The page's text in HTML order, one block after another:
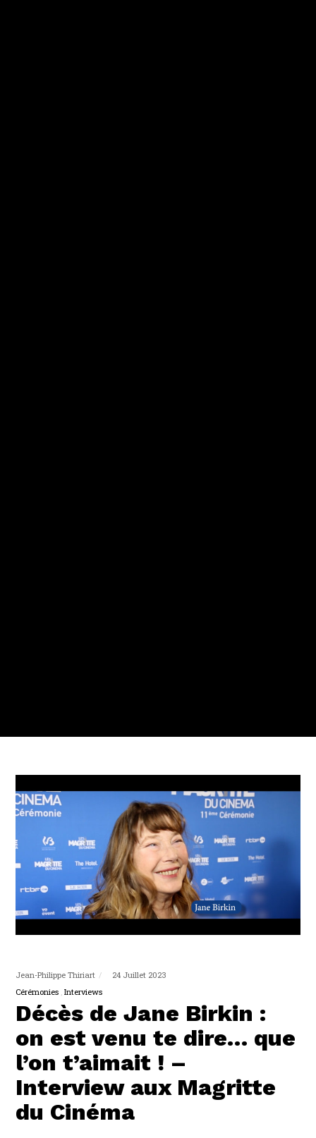
Jean-Philippe Thiriart
24 Juillet 2023
Cérémonies Interviews
Décès de Jane Birkin :
on est venu te dire… que
l’on t’aimait ! –
Interview aux Magritte
du Cinéma